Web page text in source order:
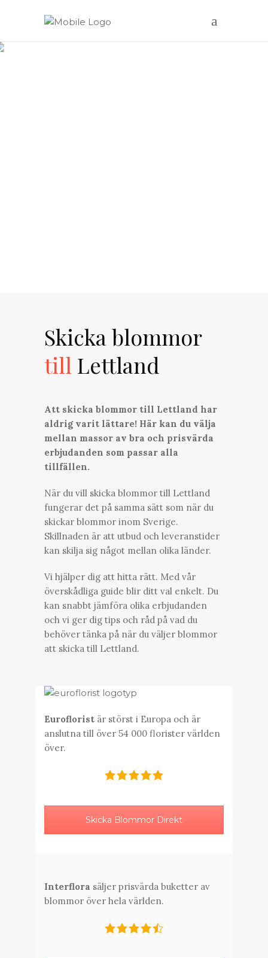
Skicka blommor
till Lettland
Att skicka blommor till Lettland har
aldrig varit lättare! Här kan du välja
mellan massor av bra och prisvärda
erbjudanden som passar alla
tillfällen.
När du vill skicka blommor till Lettland
fungerar det på samma sätt som när du
skickar blommor inom Sverige.
Skillnaden är att utbud och leveranstider
kan skilja sig något mellan olika länder.
Vi hjälper dig att hitta rätt. Med vår
överskådliga guide blir ditt val enkelt. Du
kan snabbt jämföra olika erbjudanden
och vi ger dig tips och råd på vad du
behöver tänka på när du väljer blommor
att skicka till Lettland.
Euroflorist är störst i Europa och är
anslutna till över 54 000 florister världen
över.
Skicka Blommor Direkt
Interflora säljer prisvärda buketter av
blommor över hela världen.